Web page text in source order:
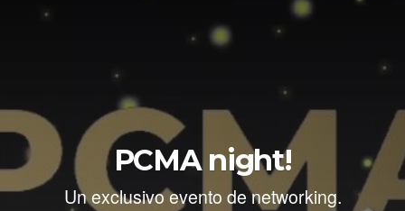
PCMA night!
Un exclusivo evento de networking.